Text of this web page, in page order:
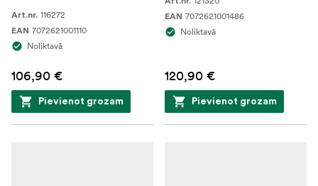
Art.nr. 116272
EAN 7072621001110
Noliktavā
106,90 €
Pievienot grozam
EAN 7072621001486
Noliktavā
120,90 €
Pievienot grozam